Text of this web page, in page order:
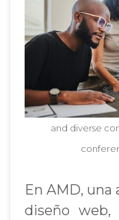
and diverse
En AMD, una
diseño web,